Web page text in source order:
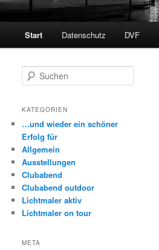
Start Datenschutz DVF
u
h
n
KATEGORIEN
…und wieder ein schöner
Erfolg für
Allgemein
Ausstellungen
Clubabend
Clubabend outdoor
Lichtmaler aktiv
Lichtmaler on tour
META